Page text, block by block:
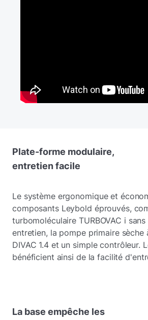
Plate-forme modulaire,
entretien facile
Le système ergonomique et
composants Leybold éprouvés,
turbomoléculaire TURBOVAC i
entretien, la pompe primaire sèche
DIVAC 1.4 et un simple contrôleur.
bénéficient ainsi de la facilité
La base empêche les